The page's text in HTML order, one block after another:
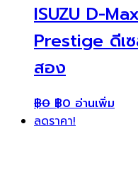
ISUZU D-
Prestige ดีเ
สอง
฿0 ฿0 อ่านเพิ่ม
ลดราคา!